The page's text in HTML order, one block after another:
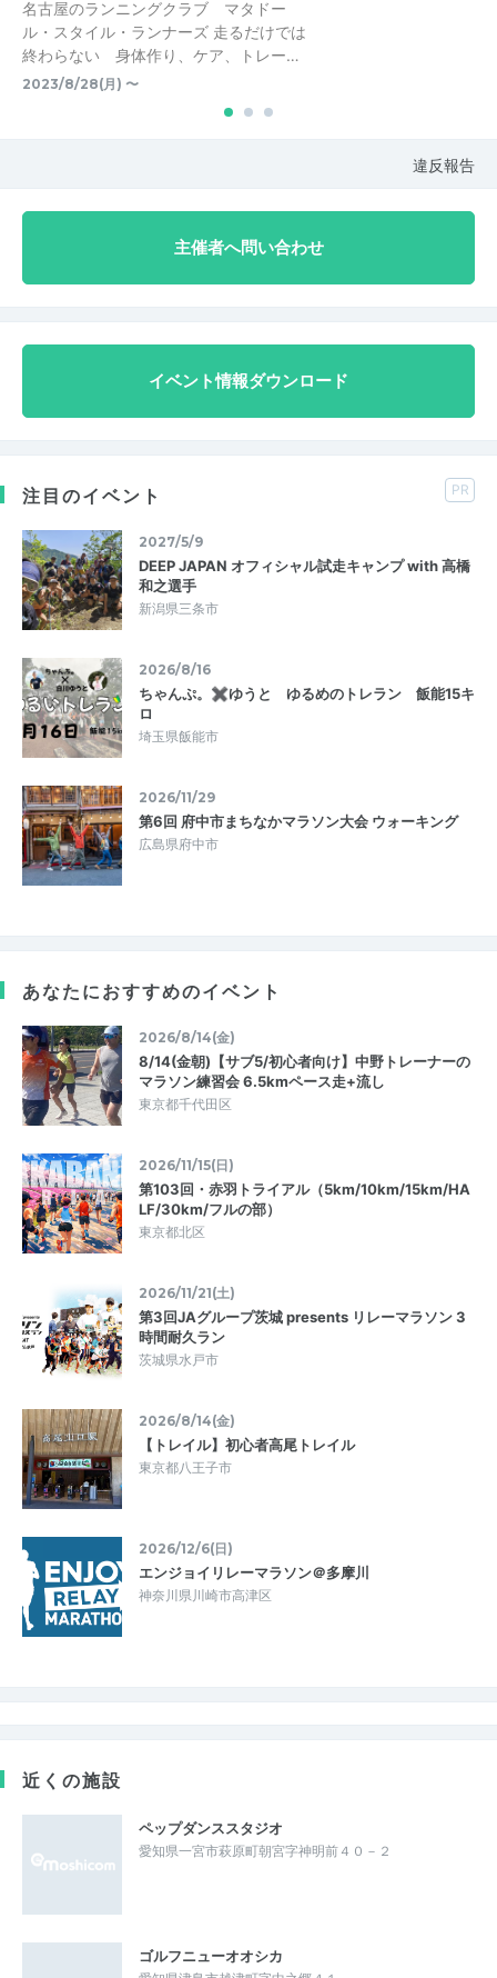
名古屋のランニングクラブ マタドー
ル・スタイル・ランナーズ 走るだけでは
終わらない 身体作り、ケア、トレー…
2023/8/28(月) 〜
違反報告
主催者へ問い合わせ
イベント情報ダウンロード
注目のイベント PR
2027/5/9
DEEP JAPAN オフィシャル試走キャンプ with 高橋
和之選手
新潟県三条市
2026/8/16
ちゃんぷ。✖ゆうと ゆるめのトレラン 飯能15キ
ロ
埼玉県飯能市
2026/11/29
第6回 府中市まちなかマラソン大会 ウォーキング
広島県府中市
あなたにおすすめのイベント
2026/8/14(金)
8/14(金朝)【サブ5/初心者向け】中野トレーナーの
マラソン練習会 6.5kmペース走+流し
東京都千代田区
2026/11/15(日)
第103回・赤羽トライアル（5km/10km/15km/HA
LF/30km/フルの部）
東京都北区
2026/11/21(土)
第3回JAグループ茨城 presents リレーマラソン 3
時間耐久ラン
茨城県水戸市
2026/8/14(金)
【トレイル】初心者高尾トレイル
東京都八王子市
2026/12/6(日)
エンジョイリレーマラソン＠多摩川
神奈川県川崎市高津区
近くの施設
ペップダンススタジオ
愛知県一宮市萩原町朝宮字神明前４０－２
ゴルフニューオオシカ